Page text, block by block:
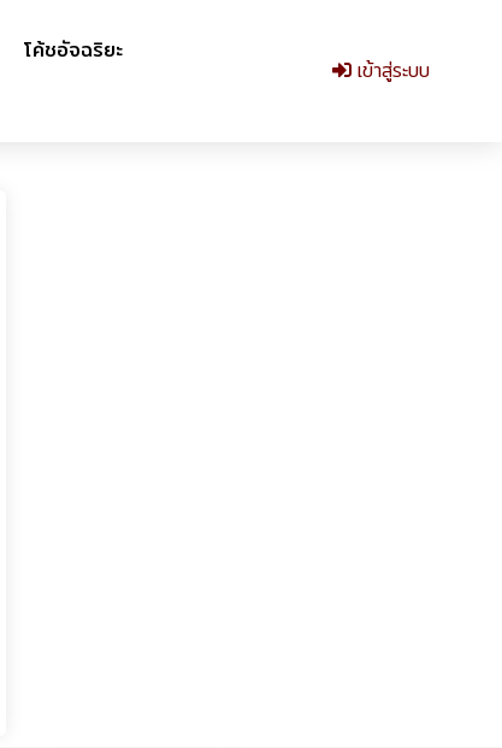
โค้ชอัจฉริยะ
เข้าสู่ระบบ